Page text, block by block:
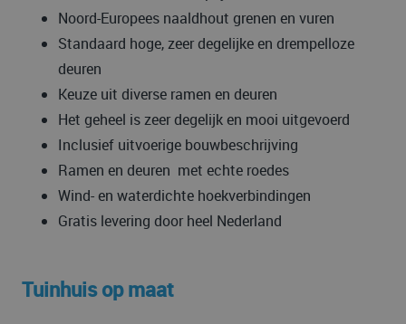
Noord-Europees naaldhout grenen en vuren
Standaard hoge, zeer degelijke en drempelloze
deuren
Keuze uit diverse ramen en deuren
Het geheel is zeer degelijk en mooi uitgevoerd
Inclusief uitvoerige bouwbeschrijving
Ramen en deuren met echte roedes
Wind- en waterdichte hoekverbindingen
Gratis levering door heel Nederland
Tuinhuis op maat